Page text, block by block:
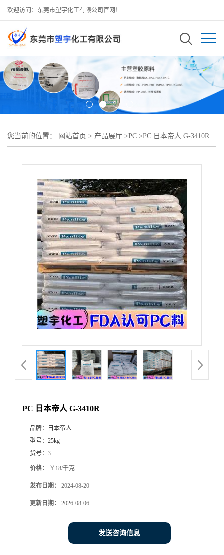
欢迎访问：东莞市塑宇化工有限公司官网！
您当前的位置： 网站首页 > 产品展厅 >PC >PC 日本帝人 G-3410R
PC 日本帝人 G-3410R
品牌：
日本帝人
型号： 25kg
货号： 3
价格： ￥18/千克
发布日期： 2024-08-20
更新日期： 2026-08-06
发送咨询信息